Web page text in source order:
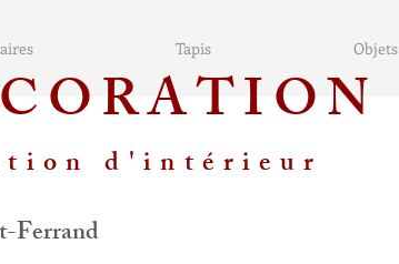
Tapis Objets
d'intérieur
Ferrand